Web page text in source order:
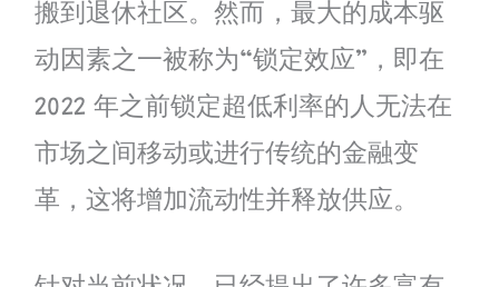
搬到退休社区。然而，最大的成本驱
动因素之一被称为“锁定效应”，即在
2022 年之前锁定超低利率的人无法在
市场之间移动或进行传统的金融变
革，这将增加流动性并释放供应。